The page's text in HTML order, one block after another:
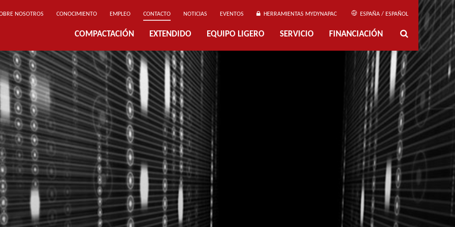
NOSOTROS CONOCIMIENTO EMPLEO CONTACTO NOTICIAS EVENTOS HERRAMIENTAS MYDYNAPAC ESPAÑA / ESPAÑOL
COMPACTACIÓN EXTENDIDO EQUIPO LIGERO SERVICIO FINANCIACIÓN